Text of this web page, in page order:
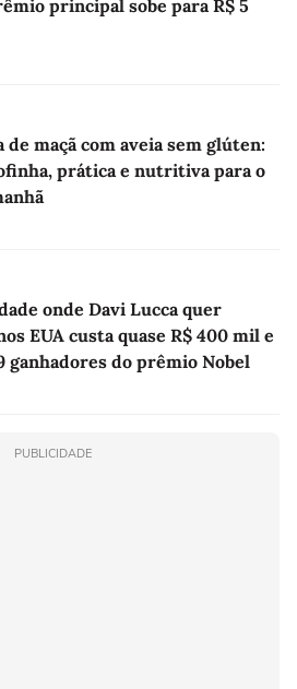
principal sobe para R$ 5
de maçã com aveia sem glúten:
prática e nutritiva para o
onde Davi Lucca quer
EUA custa quase R$ 400 mil e
ganhadores do prêmio Nobel
PUBLICIDADE